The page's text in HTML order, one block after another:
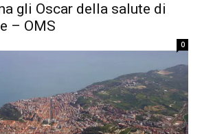
gli Oscar della salute di
– OMS
0